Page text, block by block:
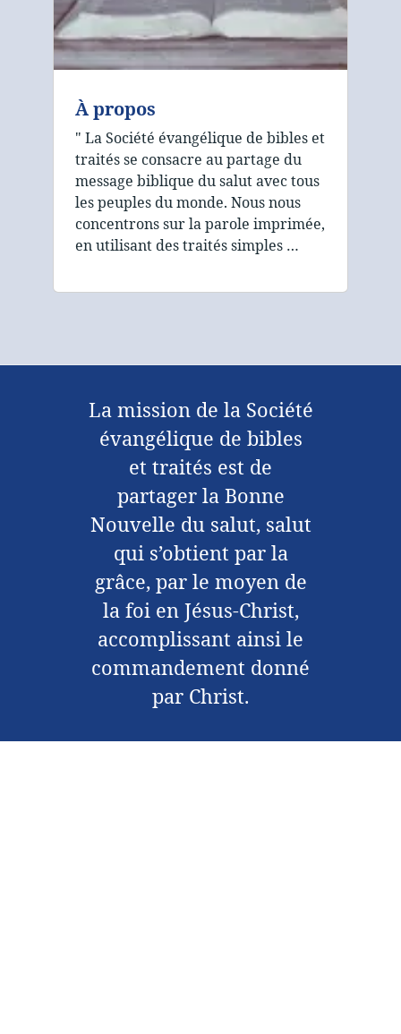
À propos
" La Société évangélique de bibles et
traités se consacre au partage du
message biblique du salut avec tous
les peuples du monde. Nous nous
concentrons sur la parole imprimée,
en utilisant des traités simples …
La mission de la Société
évangélique de bibles
et traités est de
partager la Bonne
Nouvelle du salut, salut
qui s’obtient par la
grâce, par le moyen de
la foi en Jésus-Christ,
accomplissant ainsi le
commandement donné
par Christ.